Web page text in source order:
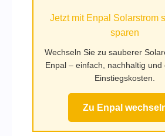
Jetzt mit Enpal Solarstrom
sparen
Wechseln Sie zu sauberer
Enpal – einfach, nachhaltig und
Einstiegskosten.
Zu Enpal